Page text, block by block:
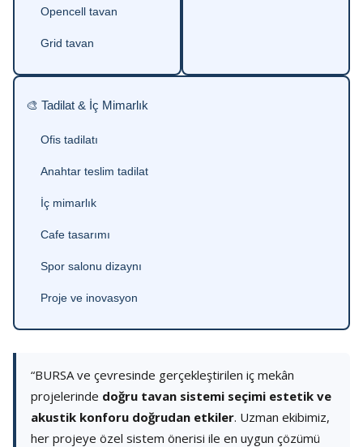
Opencell tavan
Grid tavan
🎨 Tadilat & İç Mimarlık
Ofis tadilatı
Anahtar teslim tadilat
İç mimarlık
Cafe tasarımı
Spor salonu dizaynı
Proje ve inovasyon
“BURSA ve çevresinde gerçekleştirilen iç mekân
projelerinde doğru tavan sistemi seçimi estetik ve
akustik konforu doğrudan etkiler. Uzman ekibimiz,
her projeye özel sistem önerisi ile en uygun çözümü